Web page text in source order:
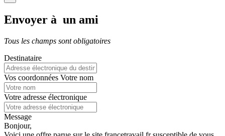
Envoyer à un ami
Tous les champs sont obligatoires
Destinataire
Vos coordonnées Votre nom
Votre adresse électronique
Message
Bonjour,